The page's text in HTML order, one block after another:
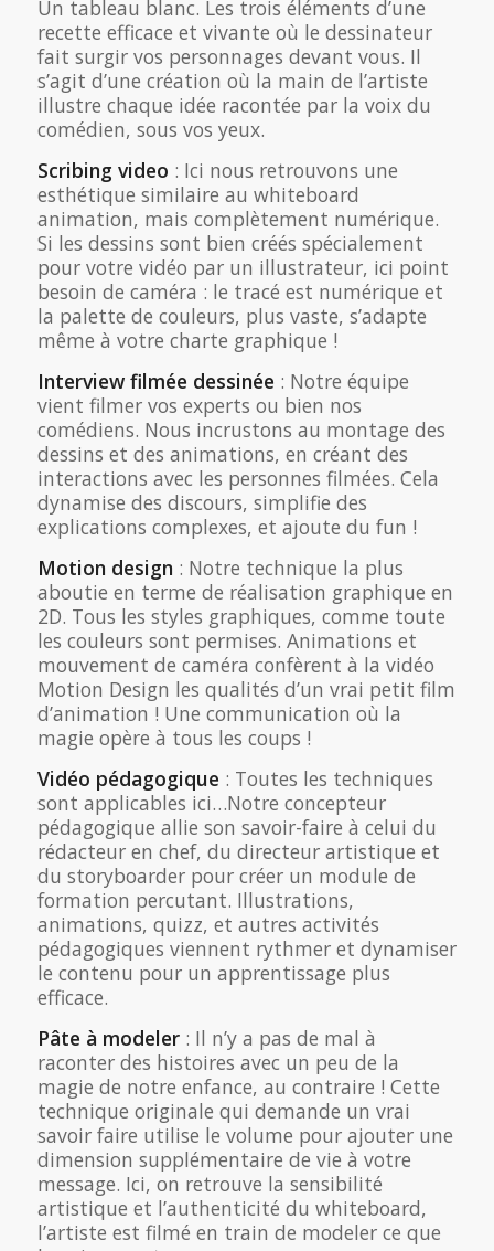
Un tableau blanc. Les trois éléments d’une
recette efficace et vivante où le dessinateur
fait surgir vos personnages devant vous. Il
s’agit d’une création où la main de l’artiste
illustre chaque idée racontée par la voix du
comédien, sous vos yeux.
Scribing video : Ici nous retrouvons une
esthétique similaire au whiteboard
animation, mais complètement numérique.
Si les dessins sont bien créés spécialement
pour votre vidéo par un illustrateur, ici point
besoin de caméra : le tracé est numérique et
la palette de couleurs, plus vaste, s’adapte
même à votre charte graphique !
Interview filmée dessinée : Notre équipe
vient filmer vos experts ou bien nos
comédiens. Nous incrustons au montage des
dessins et des animations, en créant des
interactions avec les personnes filmées. Cela
dynamise des discours, simplifie des
explications complexes, et ajoute du fun !
Motion design : Notre technique la plus
aboutie en terme de réalisation graphique en
2D. Tous les styles graphiques, comme toute
les couleurs sont permises. Animations et
mouvement de caméra confèrent à la vidéo
Motion Design les qualités d’un vrai petit film
d’animation ! Une communication où la
magie opère à tous les coups !
Vidéo pédagogique : Toutes les techniques
sont applicables ici…Notre concepteur
pédagogique allie son savoir-faire à celui du
rédacteur en chef, du directeur artistique et
du storyboarder pour créer un module de
formation percutant. Illustrations,
animations, quizz, et autres activités
pédagogiques viennent rythmer et dynamiser
le contenu pour un apprentissage plus
efficace.
Pâte à modeler: Il n’y a pas de mal à
raconter des histoires avec un peu de la
magie de notre enfance, au contraire ! Cette
technique originale qui demande un vrai
savoir faire utilise le volume pour ajouter une
dimension supplémentaire de vie à votre
message. Ici, on retrouve la sensibilité
artistique et l’authenticité du whiteboard,
l’artiste est filmé en train de modeler ce que